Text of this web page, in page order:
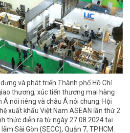
và phát triển Thành phố Hồ Chí
thương, xúc tiến thương mai hàng
nói riêng và châu Á nói chung. Hội
xuất khẩu Việt Nam ASEAN lần thứ 2
thức diễn ra từ ngày 27.08.2024 tại
Sài Gòn (SECC), Quận 7, TP.HCM.